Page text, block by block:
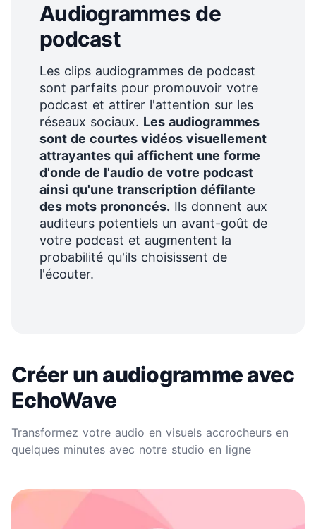
Audiogrammes de
podcast
Les clips audiogrammes de podcast
sont parfaits pour promouvoir votre
podcast et attirer l'attention sur les
réseaux sociaux. Les audiogrammes
sont de courtes vidéos visuellement
attrayantes qui affichent une forme
d'onde de l'audio de votre podcast
ainsi qu'une transcription défilante
des mots prononcés. Ils donnent aux
auditeurs potentiels un avant-goût de
votre podcast et augmentent la
probabilité qu'ils choisissent de
l'écouter.
Créer un audiogramme avec
EchoWave
Transformez votre audio en visuels accrocheurs en
quelques minutes avec notre studio en ligne